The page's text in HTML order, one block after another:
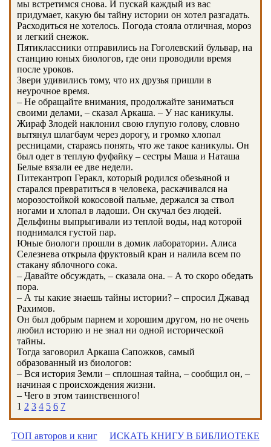
мы встретимся снова. И пускай каждый из вас
придумает, какую бы тайну истории он хотел разгадать.
Расходиться не хотелось. Погода стояла отличная, мороз
и легкий снежок.
Пятиклассники отправились на Гоголевский бульвар, на
станцию юных биологов, где они проводили время
после уроков.
Звери удивились тому, что их друзья пришли в
неурочное время.
– Не обращайте внимания, продолжайте заниматься
своими делами, – сказал Аркаша. – У нас каникулы.
Жираф Злодей наклонил свою глупую голову, словно
вытянул шлагбаум через дорогу, и громко хлопал
ресницами, стараясь понять, что же такое каникулы. Он
был одет в теплую фуфайку – сестры Маша и Наташа
Белые вязали ее две недели.
Питекантроп Геракл, который родился обезьяной и
старался превратиться в человека, раскачивался на
морозостойкой кокосовой пальме, держался за ствол
ногами и хлопал в ладоши. Он скучал без людей.
Дельфины выпрыгивали из теплой воды, над которой
поднимался густой пар.
Юные биологи прошли в домик лаборатории. Алиса
Селезнева открыла фруктовый кран и налила всем по
стакану яблочного сока.
– Давайте обсуждать, – сказала она. – А то скоро обедать
пора.
– А ты какие знаешь тайны истории? – спросил Джавад
Рахимов.
Он был добрым парнем и хорошим другом, но не очень
любил историю и не знал ни одной исторической
тайны.
Тогда заговорил Аркаша Сапожков, самый
образованный из биологов:
– Вся история Земли – сплошная тайна, – сообщил он, –
начиная с происхождения жизни.
– Чего в этом таинственного!
1 2 3 4 5 6 7
ТОП авторов и книг ИСКАТЬ КНИГУ В БИБЛИОТЕКЕ